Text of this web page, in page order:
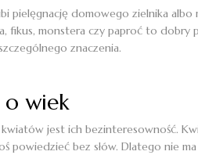
pielęgnację domowego zielnika
fikus, monstera czy paproć to dobry
znaczenia.
wiek
jest ich bezinteresowność.
powiedzieć bez słów. Dlatego nie